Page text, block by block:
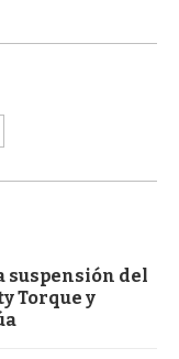
suspensión del
Torque y